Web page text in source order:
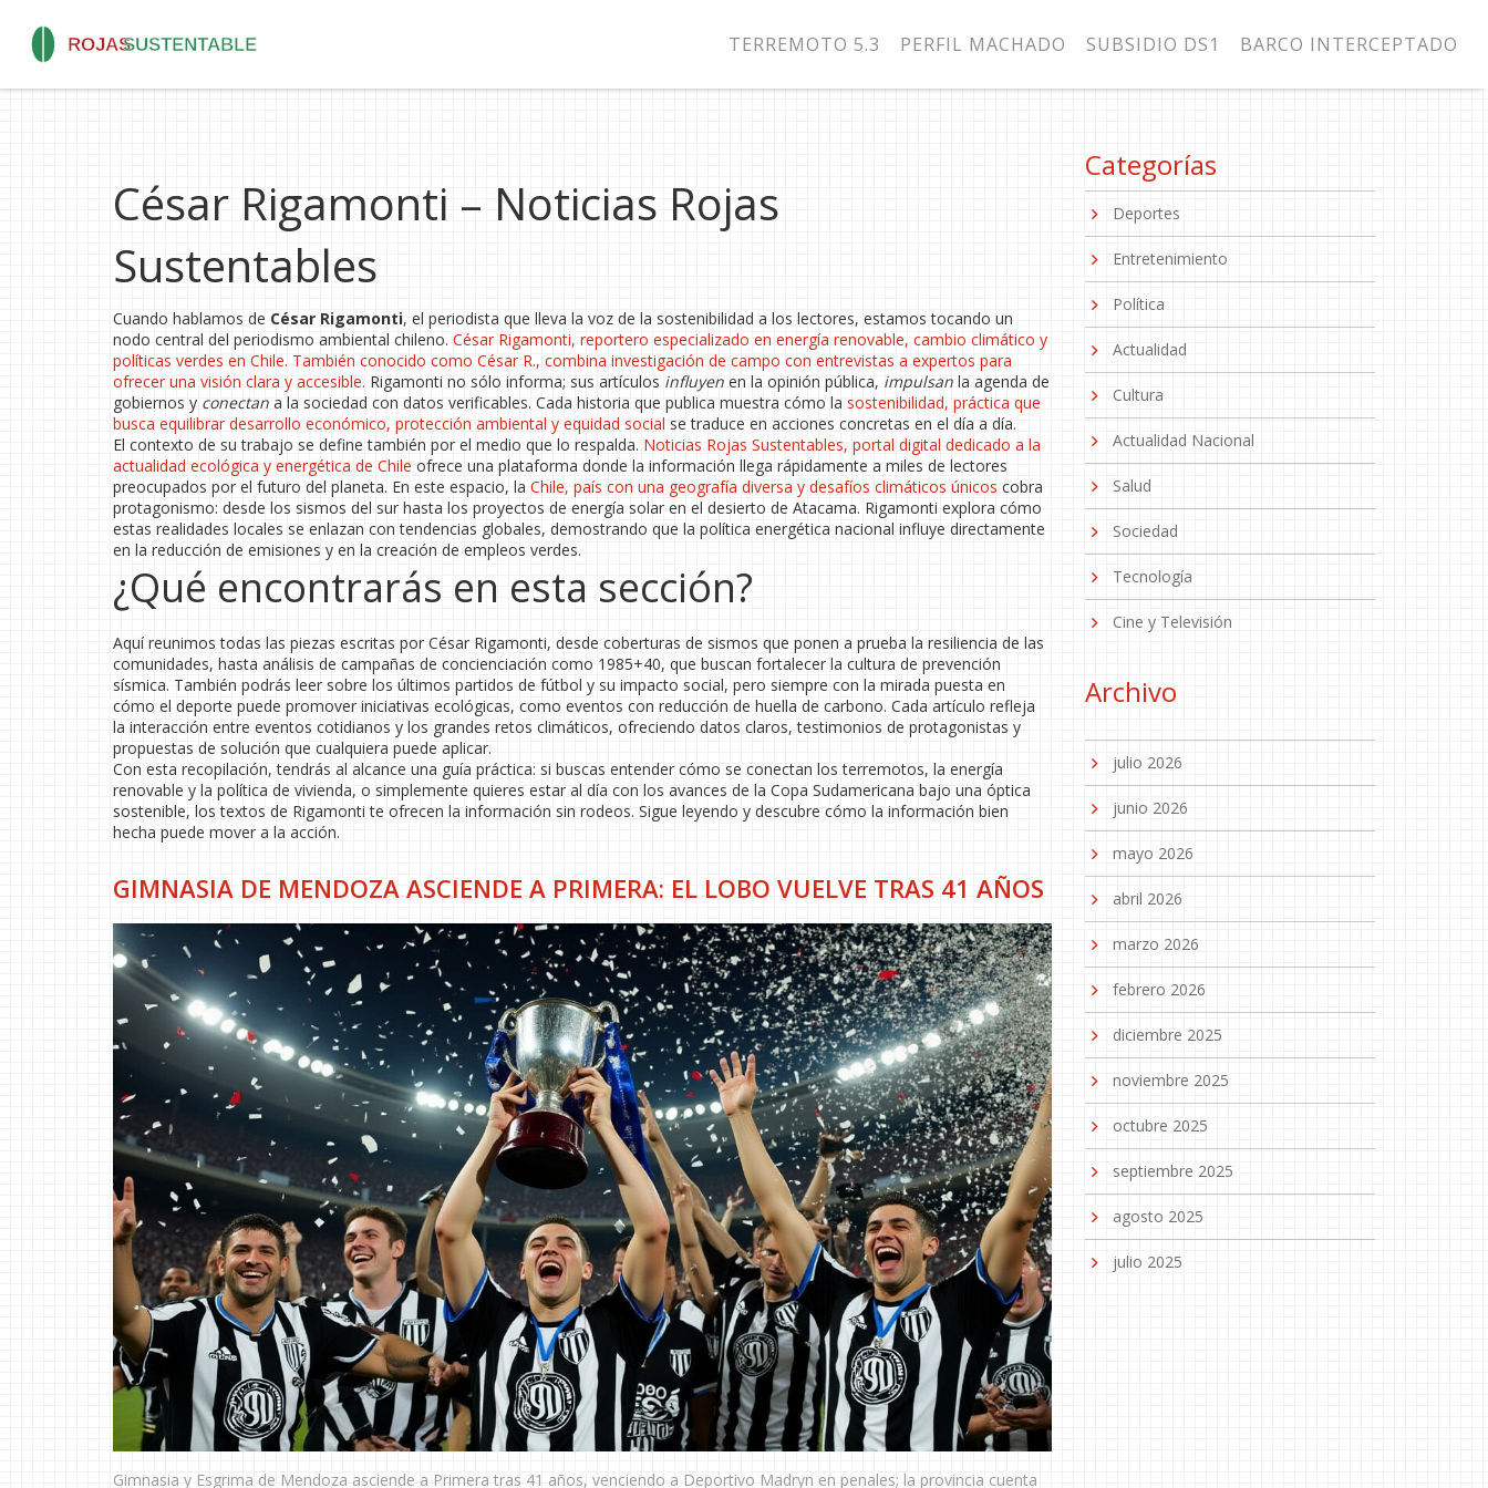
TERREMOTO 5.3 PERFIL MACHADO SUBSIDIO DS1 BARCO INTERCEPTADO
César Rigamonti – Noticias Rojas
Sustentables
Cuando hablamos de César Rigamonti, el periodista que lleva la voz de la sostenibilidad a los lectores, estamos tocando un
nodo central del periodismo ambiental chileno. César Rigamonti, reportero especializado en energía renovable, cambio climático y
políticas verdes en Chile. También conocido como César R., combina investigación de campo con entrevistas a expertos para
ofrecer una visión clara y accesible. Rigamonti no sólo informa; sus artículos influyen en la opinión pública, impulsan la agenda de
gobiernos y conectan a la sociedad con datos verificables. Cada historia que publica muestra cómo la sostenibilidad, práctica que
busca equilibrar desarrollo económico, protección ambiental y equidad social se traduce en acciones concretas en el día a día.
El contexto de su trabajo se define también por el medio que lo respalda. Noticias Rojas Sustentables, portal digital dedicado a la
actualidad ecológica y energética de Chile ofrece una plataforma donde la información llega rápidamente a miles de lectores
preocupados por el futuro del planeta. En este espacio, la Chile, país con una geografía diversa y desafíos climáticos únicos cobra
protagonismo: desde los sismos del sur hasta los proyectos de energía solar en el desierto de Atacama. Rigamonti explora cómo
estas realidades locales se enlazan con tendencias globales, demostrando que la política energética nacional influye directamente
en la reducción de emisiones y en la creación de empleos verdes.
¿Qué encontrarás en esta sección?
Aquí reunimos todas las piezas escritas por César Rigamonti, desde coberturas de sismos que ponen a prueba la resiliencia de las
comunidades, hasta análisis de campañas de concienciación como 1985+40, que buscan fortalecer la cultura de prevención
sísmica. También podrás leer sobre los últimos partidos de fútbol y su impacto social, pero siempre con la mirada puesta en
cómo el deporte puede promover iniciativas ecológicas, como eventos con reducción de huella de carbono. Cada artículo refleja
la interacción entre eventos cotidianos y los grandes retos climáticos, ofreciendo datos claros, testimonios de protagonistas y
propuestas de solución que cualquiera puede aplicar.
Con esta recopilación, tendrás al alcance una guía práctica: si buscas entender cómo se conectan los terremotos, la energía
renovable y la política de vivienda, o simplemente quieres estar al día con los avances de la Copa Sudamericana bajo una óptica
sostenible, los textos de Rigamonti te ofrecen la información sin rodeos. Sigue leyendo y descubre cómo la información bien
hecha puede mover a la acción.
GIMNASIA DE MENDOZA ASCIENDE A PRIMERA: EL LOBO VUELVE TRAS 41 AÑOS
Gimnasia y Esgrima de Mendoza asciende a Primera tras 41 años, venciendo a Deportivo Madryn en penales; la provincia cuenta
Categorías
Deportes
Entretenimiento
Política
Actualidad
Cultura
Actualidad Nacional
Salud
Sociedad
Tecnología
Cine y Televisión
Archivo
julio 2026
junio 2026
mayo 2026
abril 2026
marzo 2026
febrero 2026
diciembre 2025
noviembre 2025
octubre 2025
septiembre 2025
agosto 2025
julio 2025